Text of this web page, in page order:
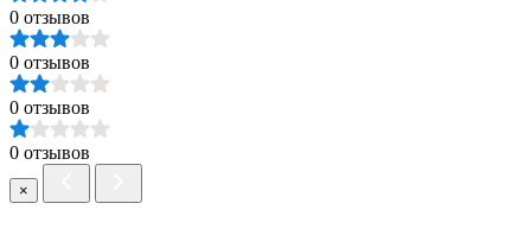
0 отзывов
0 отзывов
0 отзывов
0 отзывов
×